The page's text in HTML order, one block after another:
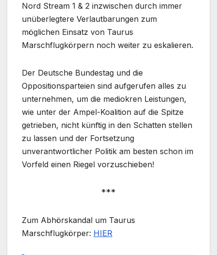
Nord Stream 1 & 2 inzwischen durch immer
unüberlegtere Verlautbarungen zum
möglichen Einsatz von Taurus
Marschflugkörpern noch weiter zu eskalieren.
Der Deutsche Bundestag und die
Oppositionsparteien sind aufgerufen alles zu
unternehmen, um die mediokren Leistungen,
wie unter der Ampel-Koalition auf die Spitze
getrieben, nicht künftig in den Schatten stellen
zu lassen und der Fortsetzung
unverantwortlicher Politik am besten schon im
Vorfeld einen Riegel vorzuschieben!
***
Zum Abhörskandal um Taurus
Marschflugkörper: HIER